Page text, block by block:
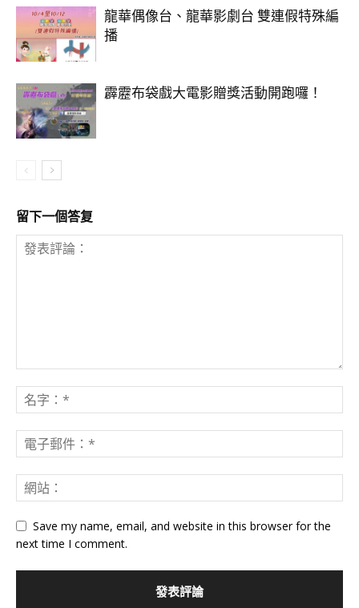
龍華偶像台、龍華影劇台 雙連假特殊編
播
霹靂布袋戲大電影贈獎活動開跑囉！
留下一個答复
Save my name, email, and website in this browser for the
next time I comment.